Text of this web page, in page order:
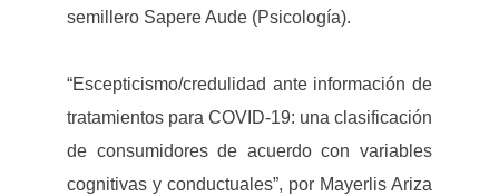
semillero Sapere Aude (Psicología).
“Escepticismo/credulidad ante información de
tratamientos para COVID-19: una clasificación
de consumidores de acuerdo con variables
cognitivas y conductuales”, por Mayerlis Ariza